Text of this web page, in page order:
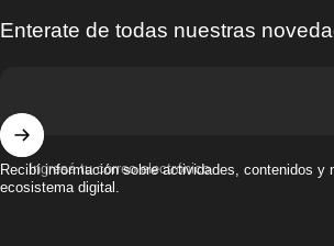
Enterate de todas nuestras
Ingresá tu correo electrónico
Recibí información sobre actividades, contenidos y
ecosistema digital.